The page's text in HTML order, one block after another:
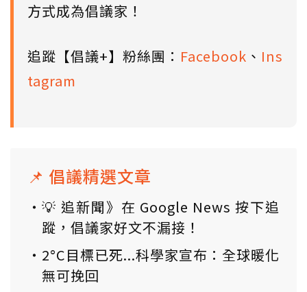
方式成為倡議家！
追蹤【倡議+】粉絲團： Facebook 、 Ins
tagram
📌 倡議精選文章
💡 追新聞》在 Google News 按下追
蹤，倡議家好文不漏接！
2°C目標已死...科學家宣布：全球暖化
無可挽回